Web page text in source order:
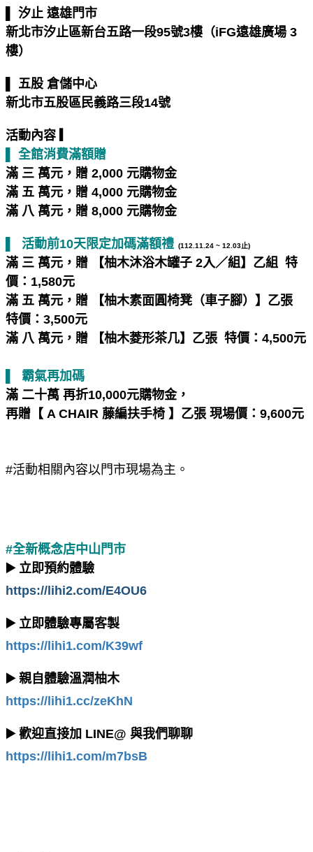
▌ 汐止 遠雄門市
新北市汐止區新台五路一段95號3樓（iFG遠雄廣場 3
樓）
▌ 五股 倉儲中心
新北市五股區民義路三段14號
活動內容 ▎
▌ 全館消費滿額贈
滿 三 萬元，贈 2,000 元購物金
滿 五 萬元，贈 4,000 元購物金
滿 八 萬元，贈 8,000 元購物金
▌ 活動前10天限定加碼滿額禮 (112.11.24 ~ 12.03止)
滿 三 萬元，贈 【柚木沐浴木罐子 2入／組】乙組 特
價：1,580元
滿 五 萬元，贈 【柚木素面圓椅凳（車子腳）】乙張
特價：3,500元
滿 八 萬元，贈 【柚木菱形茶几】乙張 特價：4,500元
▌ 霸氣再加碼
滿 二十萬 再折10,000元購物金，
再贈【 A CHAIR 藤編扶手椅 】乙張 現場價：9,600元
#活動相關內容以門市現場為主。
#全新概念店中山門市
▶️立即預約體驗
https://lihi2.com/E4OU6
▶️ 立即體驗專屬客製
https://lihi1.com/K39wf
▶️ 親自體驗溫潤柚木
https://lihi1.cc/zeKhN
▶️ 歡迎直接加 LINE@ 與我們聊聊
https://lihi1.com/m7bsB